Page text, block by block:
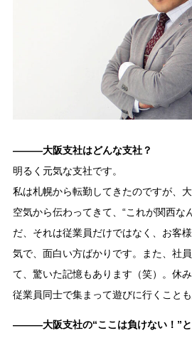
―――大阪支社はどんな支社？
明るく元気な支社です。
私は札幌から転勤してきたのですが、
空気から伝わってきて、“これが関西な
だ、それは従業員だけではなく、お客
気で、面白い方ばかりです。また、社
て、驚いた記憶もあります（笑）。休
従業員同士で集まって遊びに行くこと
―――大阪支社の“ここは負けない！”と